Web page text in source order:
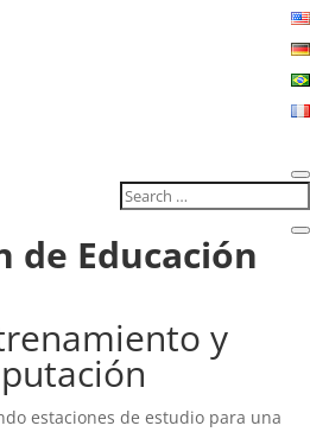
de Educación
y
estaciones de estudio para una